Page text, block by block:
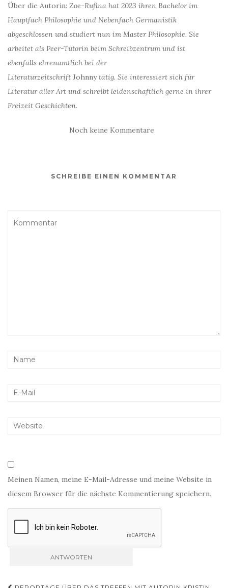
Über die Autorin: Zoe-Rufina hat 2023 ihren Bachelor im
Hauptfach Philosophie und Nebenfach Germanistik
abgeschlossen und studiert nun im Master Philosophie. Sie
arbeitet als Peer-Tutorin beim Schreibzentrum und ist
ebenfalls ehrenamtlich bei der
Literaturzeitschrift Johnnytätig. Sie interessiert sich für
Literatur aller Art und schreibt leidenschaftlich gerne in ihrer
Freizeit Geschichten.
Noch keine Kommentare
SCHREIBE EINEN KOMMENTAR
Meinen Namen, meine E-Mail-Adresse und meine Website in
diesem Browser für die nächste Kommentierung speichern.